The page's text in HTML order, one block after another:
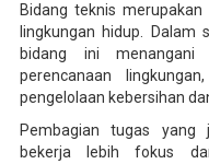
Bidang teknis
lingkungan hidup. Dalam
bidang ini menangani
perencanaan
pengelolaan kebersihan
Pembagian tugas yang
bekerja lebih fokus